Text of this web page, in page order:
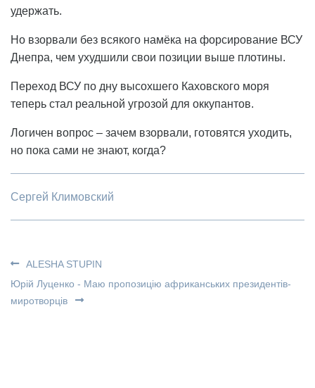
удержать.
Но взорвали без всякого намёка на форсирование ВСУ
Днепра, чем ухудшили свои позиции выше плотины.
Переход ВСУ по дну высохшего Каховского моря
теперь стал реальной угрозой для оккупантов.
Логичен вопрос – зачем взорвали, готовятся уходить,
но пока сами не знают, когда?
Сергей Климовский
ALESHA STUPIN
Юрій Луценко - Маю пропозицію африканських президентів-
миротворців